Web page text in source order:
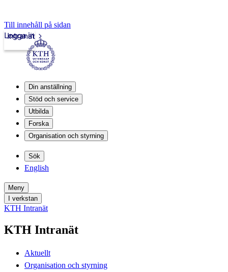
Till innehåll på sidan
Intranät
Logga in
Din anställning
Stöd och service
Utbilda
Forska
Organisation och styrning
Sök
English
Meny
I verkstan
KTH Intranät
KTH Intranät
Aktuellt
Organisation och styrning